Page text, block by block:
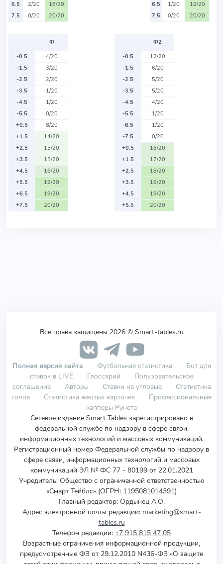
6.5
2/20
18/20
7.5
0/20 20/20
6.5
1/20
19/20
7.5
0/20 20/20
Ф
-0.5
4/20
-1.5
3/20
-2.5
2/20
-3.5
1/20
-4.5
1/20
-5.5
0/20
+0.5
8/20
+1.5
14/20
+2.5
15/20
+3.5
15/20
+4.5
16/20
+5.5
19/20
+6.5
19/20
+7.5
20/20
Ф2
-0.5
12/20
-1.5
6/20
-2.5
5/20
-3.5
5/20
-4.5
4/20
-5.5
1/20
-6.5
1/20
-7.5
0/20
+0.5
16/20
+1.5
17/20
+2.5
18/20
+3.5
19/20
+4.5
19/20
+5.5
20/20
Все права защищены 2026 © Smart-tables.ru
Полная версия сайта Футбольная статистика
Бот для
ставок в LIVE
Глоссарий
Пользовательское
соглашение
Авторы Ставки на угловые
Статистика
голов
Статистика желтых карточек
Профессиональные
капперы Рунета
Сетевое издание Smart Tables зарегистрировано в
федеральной службе по надзору в сфере связи,
информационных технологий и массовых коммуникаций.
Регистрационный номер Федеральной службы по надзору в
сфере связи, информационных технологий и массовых
коммуникаций ЭЛ № ФС 77 - 80199 от 22.01.2021
Учредитель: Общество с ограниченной ответственностью
«Смарт Тейблс» (ОГРН: 1195081014391)
Главный редактор: Ордынец А.О.
Адрес электронной почты редакции: marketing@smart-
tables.ru
Телефон редакции: +7 915 815 47 05
Возрастные ограничения информационной продукции,
предусмотренные ФЗ от 29.12.2010 N436-ФЗ «О защите